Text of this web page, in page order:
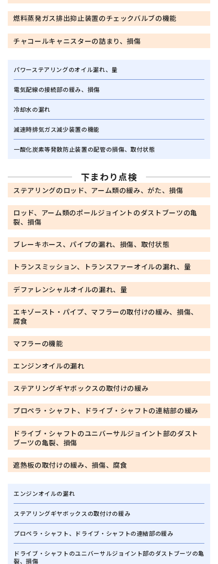
燃料蒸発ガス排出抑止装置のチェックバルブの機能
チャコールキャニスターの詰まり、損傷
パワーステアリングのオイル漏れ、量
電気配線の接続部の緩み、損傷
冷却水の漏れ
減速時排気ガス減少装置の機能
一酸化炭素等発散防止装置の配管の損傷、取付状態
下まわり点検
ステアリングのロッド、アーム類の緩み、がた、損傷
ロッド、アーム類のポールジョイントのダストブーツの亀
裂、損傷
ブレーキホース、パイプの漏れ、損傷、取付状態
トランスミッション、トランスファーオイルの漏れ、量
デファレンシャルオイルの漏れ、量
エキゾースト・パイプ、マフラーの取付けの緩み、損傷、
腐食
マフラーの機能
エンジンオイルの漏れ
ステアリングギヤボックスの取付けの緩み
プロペラ・シャフト、ドライブ・シャフトの連結部の緩み
ドライブ・シャフトのユニバーサルジョイント部のダスト
ブーツの亀裂、損傷
遮熱板の取付けの緩み、損傷、腐食
エンジンオイルの漏れ
ステアリングギヤボックスの取付けの緩み
プロペラ・シャフト、ドライブ・シャフトの連結部の緩み
ドライブ・シャフトのユニバーサルジョイント部のダストブーツの亀
裂、損傷